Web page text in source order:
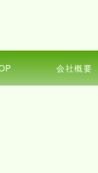
会社概要